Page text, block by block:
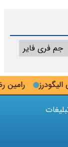
رامین
جم فری فایر